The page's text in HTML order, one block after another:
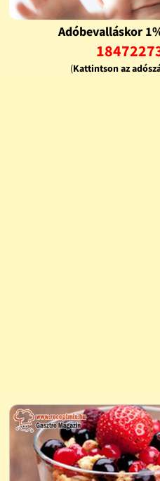
Adóbevalláskor
(Kattintson az